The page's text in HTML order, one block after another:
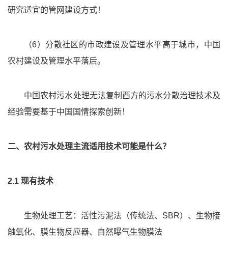
研究适宜的管网建设方式！
（6）分散社区的市政建设及管理水平高于城市，中国
农村建设及管理水平落后。
中国农村污水处理无法复制西方的污水分散治理技术及
经验需要基于中国国情探索创新！
二、农村污水处理主流适用技术可能是什么？
2.1 现有技术
生物处理工艺：活性污泥法（传统法、SBR）、生物接
触氧化、膜生物反应器、自然曝气生物膜法